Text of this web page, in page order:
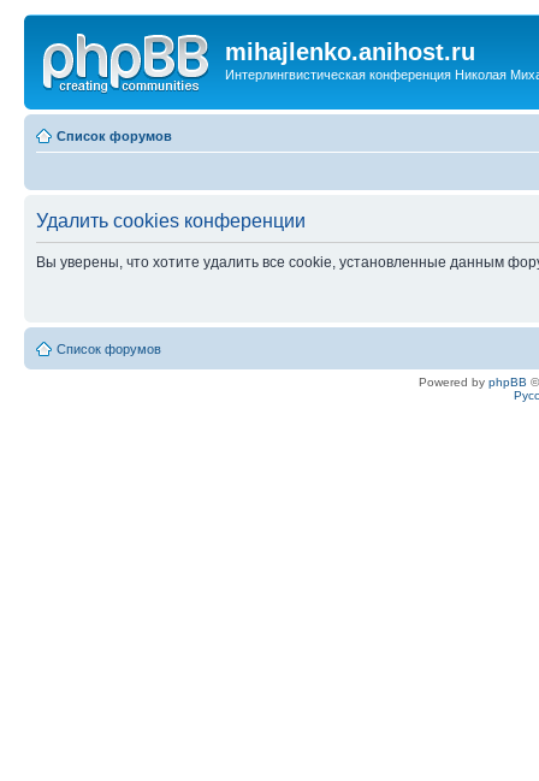
mihajlenko.anihost.ru
Интерлингвистическая конференция Николая
Список форумов
Удалить cookies конференции
Вы уверены, что хотите удалить все cookie, установленные данным
Список форумов
Powered by phpBB